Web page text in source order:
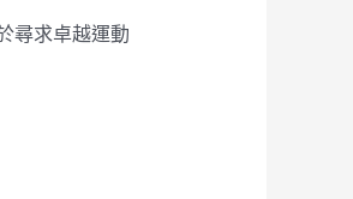
尋求卓越運動